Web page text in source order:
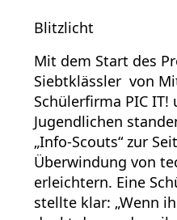
Blitzlicht
Mit dem Start des
Siebtklässler von
Schülerfirma PIC
Jugendlichen
„Info-Scouts“ zur
Überwindung von
erleichtern. Eine
stellte klar: „Wenn